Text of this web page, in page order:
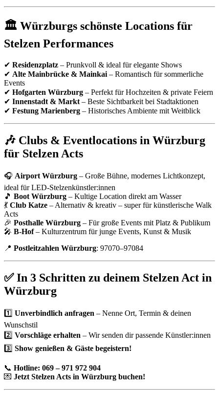
🏛 Würzburgs schönste Locations für
Stelzen Performances
✔ Residenzplatz – Prunkvoll & ideal für elegante Shows
✔ Alte Mainbrücke & Mainkai – Romantisch für sommerliche
Events
✔ Hofgarten Würzburg – Perfekt für Hochzeiten & private Feiern
✔ Innenstadt & Markt – Beste Sichtbarkeit bei Stadtaktionen
✔ Festung Marienberg – Historisches Ambiente mit Weitblick
🎶 Clubs & Eventlocations in Würzburg
für Stelzen Acts
🎧 Airport Würzburg – Große Bühne, modernes Lichtkonzept,
ideal für LED-Stelzenkünstler:innen
🎵 Boot Würzburg – Kultige Location direkt am Wasser
💃 Club Katze – Alternativ & kreativ – super für künstlerische Walk
Acts
🎉 Posthalle Würzburg – Für große Events mit Platz & Publikum
🎤 B-Hof– Kulturzentrum für junge Events, Kunst & Musik
📍 Postleitzahlen Würzburg: 97070–97084
✅ In 3 Schritten zu deinem Stelzen Act in
Würzburg
1️⃣ Unverbindlich anfragen – Nenne Ort, Termin & deinen
Wunschstil
2️⃣ Vorschläge erhalten – Wir senden dir passende Künstler:innen
3️⃣ Show genießen & Gäste begeistern!
📞 Hotline: 069 – 971 972 904
💌 Jetzt Stelzen Acts in Würzburg buchen!